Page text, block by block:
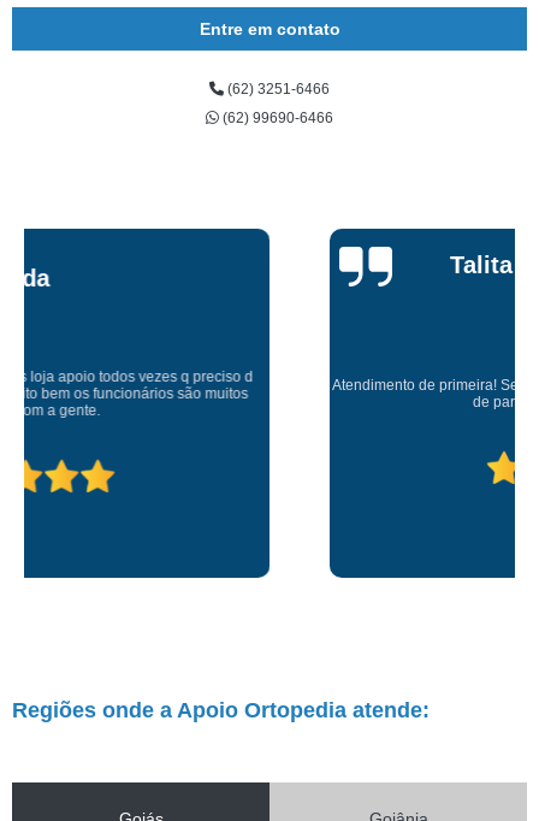
Entre em contato
(62) 3251-6466
(62) 99690-6466
Atendimento de primeira! Sempre muito atenciosos com a gente, Silvete tá
de parabéns pelo atendimento.
Regiões onde a Apoio Ortopedia atende: